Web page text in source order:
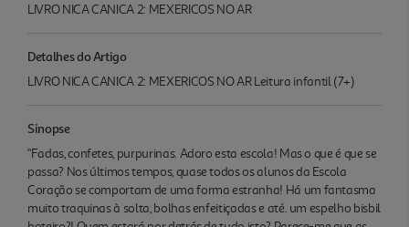
LIVRO NICA CANICA 2: MEXERICOS NO AR
Detalhes do Artigo
LIVRO NICA CANICA 2: MEXERICOS NO AR Leitura infantil (7+)
Sinopse
"Fadas, confetes, purpurinas. Adoro esta escola! Mas o que é que se
passa? Nos últimos tempos, quase todos os alunos da Escola
Coração se comportam de uma forma estranha! Há um fantasma
muito traquinas à solta, bolhas enfeitiçadas e até. um espelho bisbil